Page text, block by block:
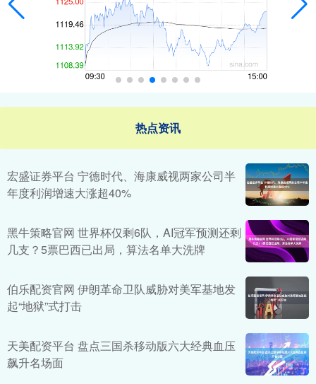
热点资讯
宏盛证券平台 宁德时代、海康威视两家公司半
年度利润增速大涨超40%
黑牛策略官网 世界杯仅剩6队，AI冠军预测还剩
几支？5票巴西已出局，算法名单大洗牌
伯乐配资官网 伊朗革命卫队威胁对美军基地发
起“地狱”式打击
天美配资平台 盘点三国杀移动版六大经典血压
飙升名场面